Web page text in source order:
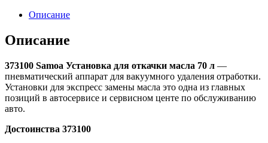
Описание
Описание
373100 Samoa Установка для откачки масла 70 л —
пневматический аппарат для вакуумного удаления отработки.
Установки для экспресс замены масла это одна из главных
позиций в автосервисе и сервисном центе по обслуживанию
авто.
Достоинства 373100